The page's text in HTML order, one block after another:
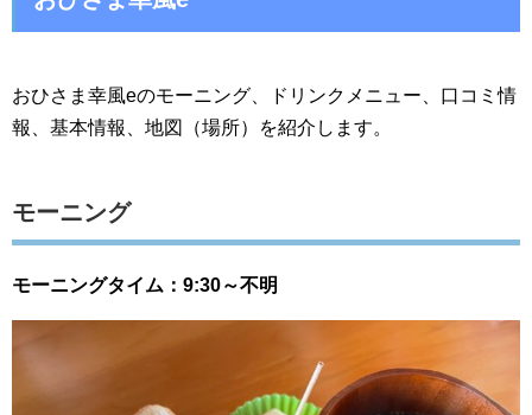
おひさま幸風eのモーニング、ドリンクメニュー、口コミ情
報、基本情報、地図（場所）を紹介します。
モーニング
モーニングタイム：9:30～不明